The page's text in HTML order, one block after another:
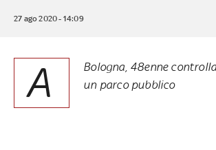
27 ago 2020 - 14:09
A
Bologna, 48enne
un parco pubblico